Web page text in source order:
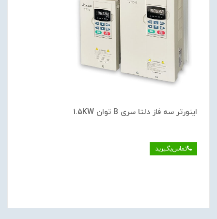
اینورتر سه فاز دلتا سری B توان 1.5KW
تماس‌بگیرید